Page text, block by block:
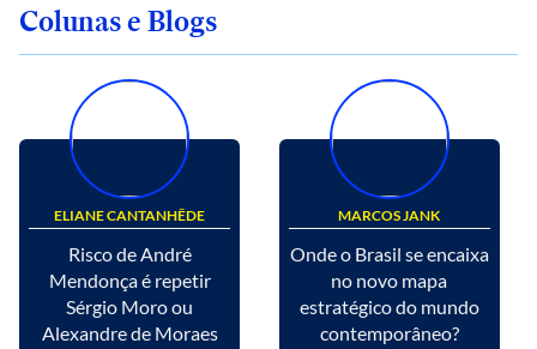
Colunas e Blogs
ELIANE CANTANHÊDE
Risco de André
Mendonça é repetir
Sérgio Moro ou
Alexandre de Moraes
MARCOS JANK
Onde o Brasil se encaixa
no novo mapa
estratégico do mundo
contemporâneo?